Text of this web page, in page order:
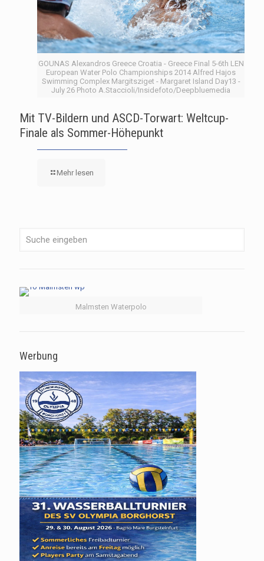
GOUNAS Alexandros Greece Croatia - Greece Final 5-6th LEN
European Water Polo Championships 2014 Alfred Hajos
Swimming Complex Margitsziget - Margaret Island Day13 -
July 26 Photo A.Staccioli/Insidefoto/Deepbluemedia
Mit TV-Bildern und ASCD-Torwart: Weltcup-
Finale als Sommer-Höhepunkt
Mehr lesen
Malmsten Waterpolo
Werbung